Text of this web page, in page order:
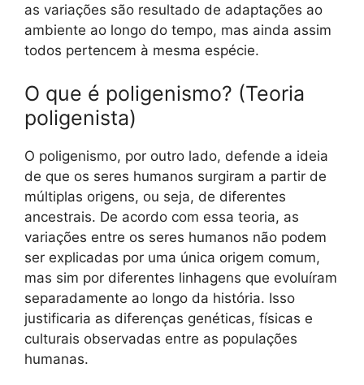
as variações são resultado de adaptações ao
ambiente ao longo do tempo, mas ainda assim
todos pertencem à mesma espécie.
O que é poligenismo? (Teoria
poligenista)
O poligenismo, por outro lado, defende a ideia
de que os seres humanos surgiram a partir de
múltiplas origens, ou seja, de diferentes
ancestrais. De acordo com essa teoria, as
variações entre os seres humanos não podem
ser explicadas por uma única origem comum,
mas sim por diferentes linhagens que evoluíram
separadamente ao longo da história. Isso
justificaria as diferenças genéticas, físicas e
culturais observadas entre as populações
humanas.